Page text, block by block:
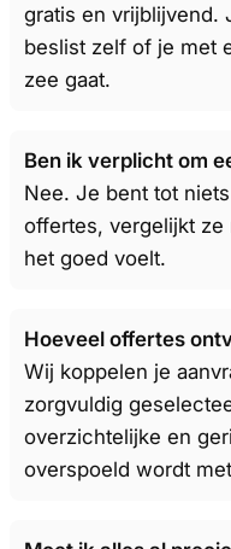
gratis en vrijblijvend.
beslist zelf of je met
zee gaat.
Ben ik verplicht om
Nee. Je bent tot
offertes, vergelijkt ze
het goed voelt.
Hoeveel offertes
Wij koppelen je
zorgvuldig
overzichtelijke en
overspoeld wordt